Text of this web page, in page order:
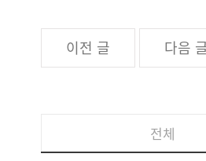
이전 글 다음
전체